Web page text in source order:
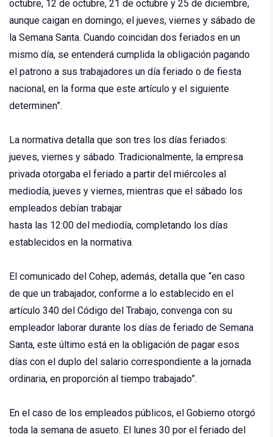
octubre, 12 de octubre, 21 de octubre y 25 de diciembre,
aunque caigan en domingo; el jueves, viernes y sábado de
la Semana Santa. Cuando coincidan dos feriados en un
mismo día, se entenderá cumplida la obligación pagando
el patrono a sus trabajadores un día feriado o de fiesta
nacional, en la forma que este artículo y el siguiente
determinen”.
La normativa detalla que son tres los días feriados:
jueves, viernes y sábado. Tradicionalmente, la empresa
privada otorgaba el feriado a partir del miércoles al
mediodía, jueves y viernes, mientras que el sábado los
empleados debían trabajar
hasta las 12:00 del mediodía, completando los días
establecidos en la normativa.
El comunicado del Cohep, además, detalla que “en caso
de que un trabajador, conforme a lo establecido en el
artículo 340 del Código del Trabajo, convenga con su
empleador laborar durante los días de feriado de Semana
Santa, este último está en la obligación de pagar esos
días con el duplo del salario correspondiente a la jornada
ordinaria, en proporción al tiempo trabajado”.
En el caso de los empleados públicos, el Gobierno otorgó
toda la semana de asueto. El lunes 30 por el feriado del